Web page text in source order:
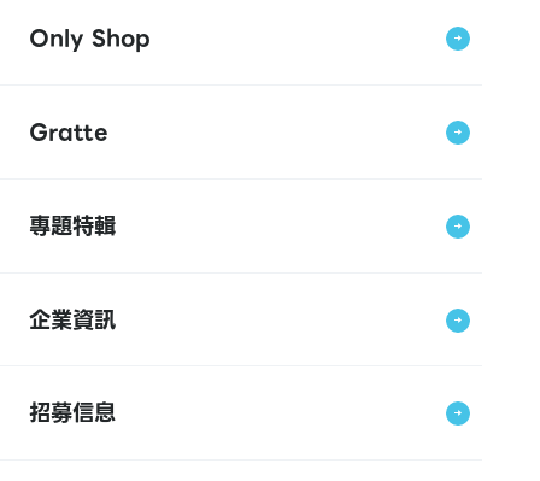
Only Shop
Gratte
專題特輯
企業資訊
招募信息